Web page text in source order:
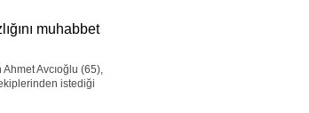
muhabbet
Avcıoğlu (65),
ekiplerinden istediği